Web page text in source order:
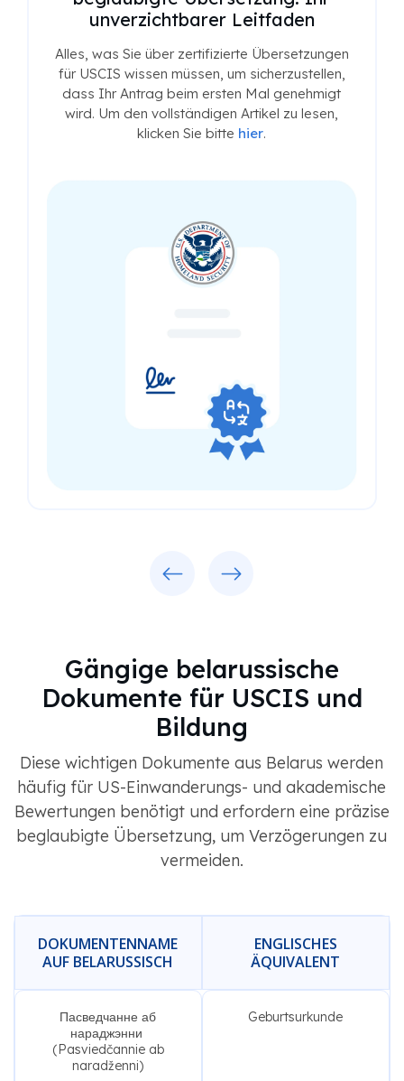
unverzichtbarer Leitfaden
Alles, was Sie über zertifizierte Übersetzungen
für USCIS wissen müssen, um sicherzustellen,
dass Ihr Antrag beim ersten Mal genehmigt
wird. Um den vollständigen Artikel zu lesen,
klicken Sie bitte hier.
Gängige belarussische
Dokumente für USCIS und
Bildung
Diese wichtigen Dokumente aus Belarus werden
häufig für US-Einwanderungs- und akademische
Bewertungen benötigt und erfordern eine präzise
beglaubigte Übersetzung, um Verzögerungen zu
vermeiden.
DOKUMENTENNAME
AUF BELARUSSISCH
ENGLISCHES
ÄQUIVALENT
Пасведчанне аб
нараджэнни ​​
(Pasviedčannie ab
naradženni)
Geburtsurkunde